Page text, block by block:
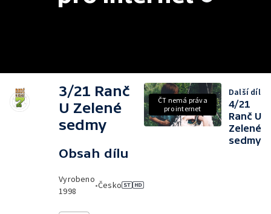
3/21 Ranč
U Zelené
sedmy
Obsah dílu
Vyrobeno
1998
•Česko
ČT nemá práva
pro internet
Další díl
4/21
Ranč U
Zelené
sedmy